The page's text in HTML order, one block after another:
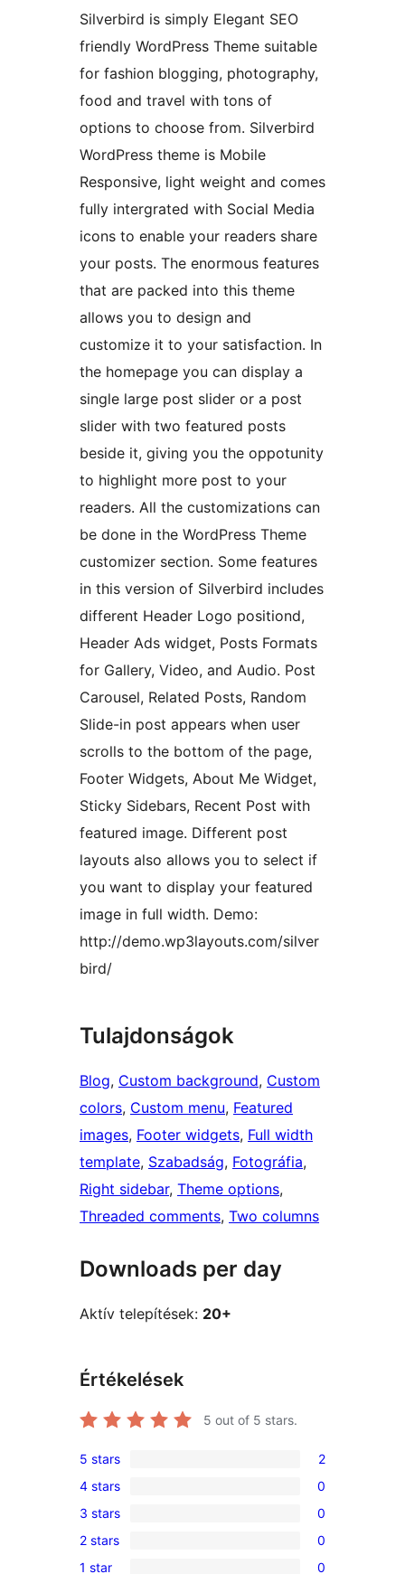
Silverbird is simply Elegant SEO
friendly WordPress Theme suitable
for fashion blogging, photography,
food and travel with tons of
options to choose from. Silverbird
WordPress theme is Mobile
Responsive, light weight and comes
fully intergrated with Social Media
icons to enable your readers share
your posts. The enormous features
that are packed into this theme
allows you to design and
customize it to your satisfaction. In
the homepage you can display a
single large post slider or a post
slider with two featured posts
beside it, giving you the oppotunity
to highlight more post to your
readers. All the customizations can
be done in the WordPress Theme
customizer section. Some features
in this version of Silverbird includes
different Header Logo positiond,
Header Ads widget, Posts Formats
for Gallery, Video, and Audio. Post
Carousel, Related Posts, Random
Slide-in post appears when user
scrolls to the bottom of the page,
Footer Widgets, About Me Widget,
Sticky Sidebars, Recent Post with
featured image. Different post
layouts also allows you to select if
you want to display your featured
image in full width. Demo:
http://demo.wp3layouts.com/silver
bird/
Tulajdonságok
Blog, Custom background, Custom
colors, Custom menu, Featured
images, Footer widgets, Full width
template, Szabadság, Fotográfia
Right sidebar, Theme options
Threaded comments, Two columns
Downloads per day
Aktív telepítések: 20+
Értékelések
5 out of 5 stars.
2
5-
star
reviews
5 stars 2
0
4-
star
reviews
4 stars 0
0
3-
star
3 stars 0
0
2 stars 0
1 star 0